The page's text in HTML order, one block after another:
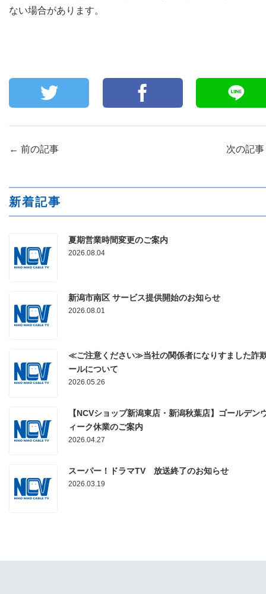
ない場合があります。
← 前の記事 次の記事
新着記事
夏期営業時間変更のご案内
2026.08.04
新潟市南区 サービス提供開始のお知らせ
2026.08.01
≪ご注意ください≫当社の関係者になりすました詐
ールについて
2026.05.26
【NCVショップ新潟東店・新潟秋葉店】ゴールデン
ィーク休業のご案内
2026.04.27
スーパー！ドラマTV 放送終了のお知らせ
2026.03.19